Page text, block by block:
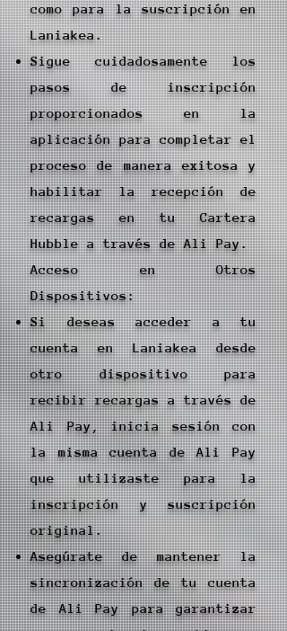
como para la suscripción en
Laniakea.
Sigue cuidadosamente los
pasos de inscripción
proporcionados en la
aplicación para completar el
proceso de manera exitosa y
habilitar la recepción de
recargas en tu Cartera
Hubble a través de Ali Pay.
Acceso en Otros
Dispositivos:
Si deseas acceder a tu
cuenta en Laniakea desde
otro dispositivo para
recibir recargas a través de
Ali Pay, inicia sesión con
la misma cuenta de Ali Pay
que utilizaste para la
inscripción y suscripción
original.
Asegúrate de mantener la
sincronización de tu cuenta
de Ali Pay para garantizar